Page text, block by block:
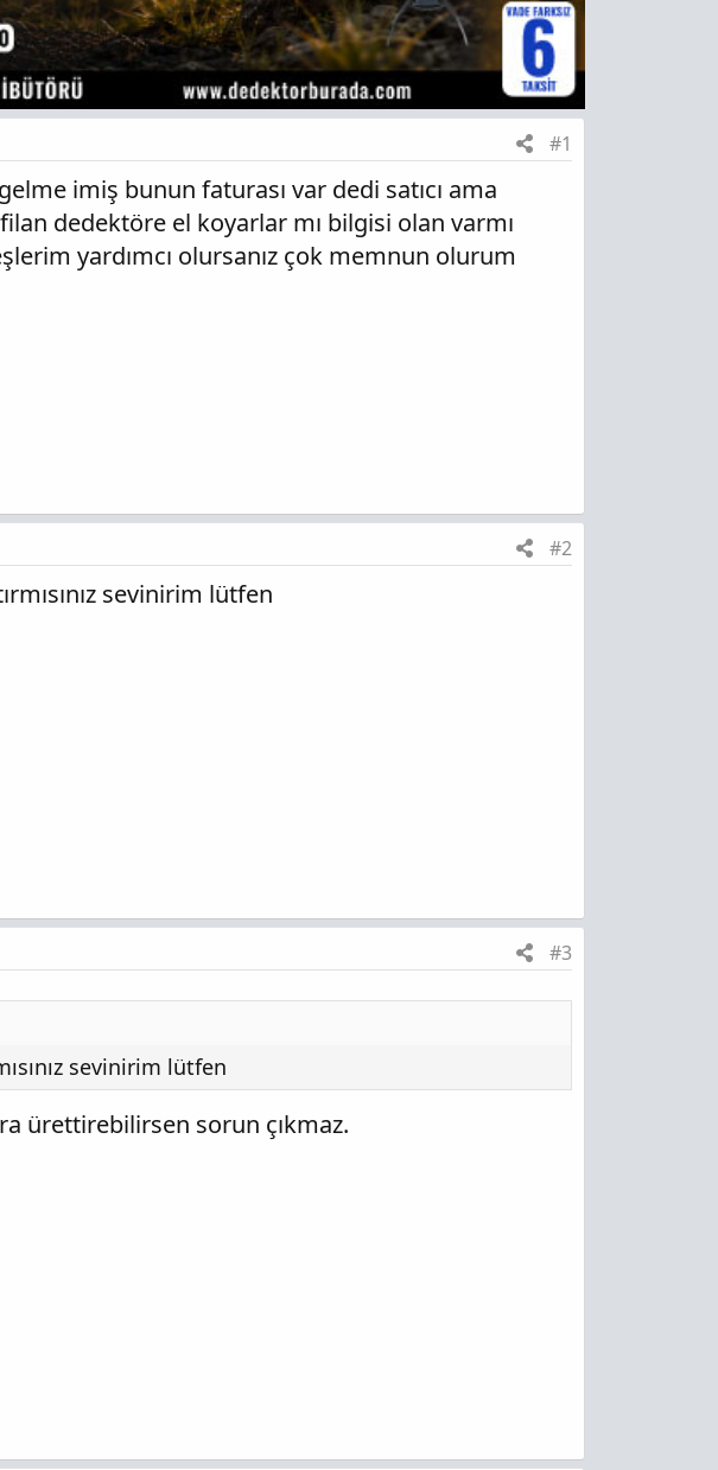
#1
imiş bunun faturası var dedi satıcı ama
dedektöre el koyarlar mı bilgisi olan varmı
yardımcı olursanız çok memnun olurum
#2
sevinirim lütfen
#3
sevinirim lütfen
ürettirebilirsen sorun çıkmaz.